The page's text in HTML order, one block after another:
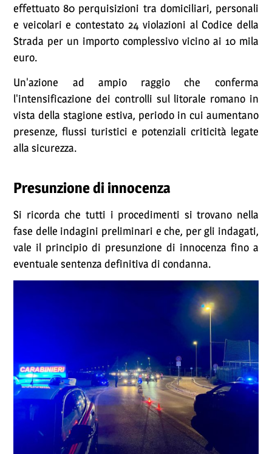
effettuato 80 perquisizioni tra domiciliari, personali
e veicolari e contestato 24 violazioni al Codice della
Strada per un importo complessivo vicino ai 10 mila
euro.
Un'azione ad ampio raggio che conferma
l'intensificazione dei controlli sul litorale romano in
vista della stagione estiva, periodo in cui aumentano
presenze, flussi turistici e potenziali criticità legate
alla sicurezza.
Presunzione di innocenza
Si ricorda che tutti i procedimenti si trovano nella
fase delle indagini preliminari e che, per gli indagati,
vale il principio di presunzione di innocenza fino a
eventuale sentenza definitiva di condanna.